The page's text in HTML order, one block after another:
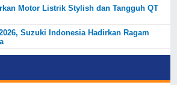
Motor Listrik Stylish dan Tangguh QT
Suzuki Indonesia Hadirkan Ragam